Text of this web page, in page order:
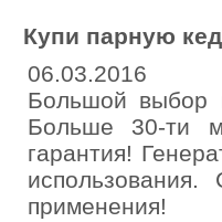
Купи парную
06.03.2016
Большой выбор
Больше 30-ти
гарантия!
применения!